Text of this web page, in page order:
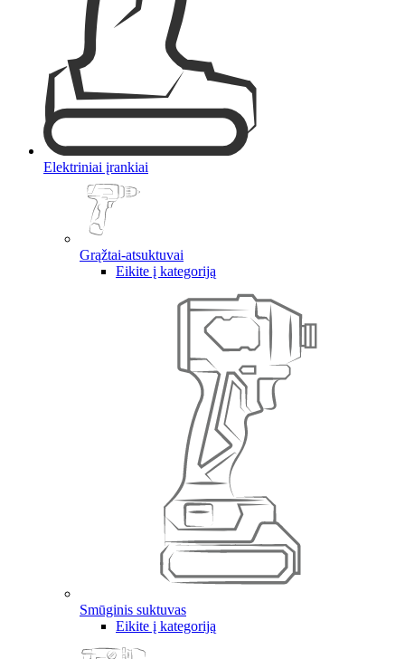
Elektriniai įrankiai
Grąžtai-atsuktuvai
Eikite į kategoriją
Smūginis suktuvas
Eikite į kategoriją